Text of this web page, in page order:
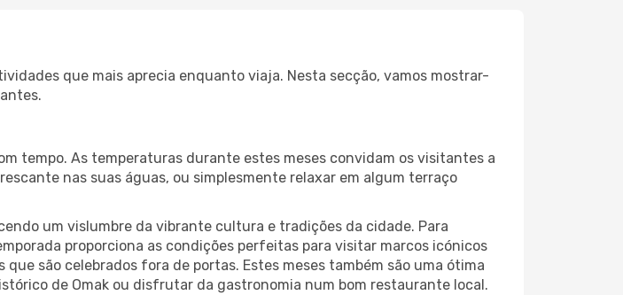
que mais aprecia enquanto viaja. Nesta secção, vamos mostrar-
tempo. As temperaturas durante estes meses convidam os visitantes a
nas suas águas, ou simplesmente relaxar em algum terraço
um vislumbre da vibrante cultura e tradições da cidade. Para
proporciona as condições perfeitas para visitar marcos icónicos
são celebrados fora de portas. Estes meses também são uma ótima
de Omak ou disfrutar da gastronomia num bom restaurante local.